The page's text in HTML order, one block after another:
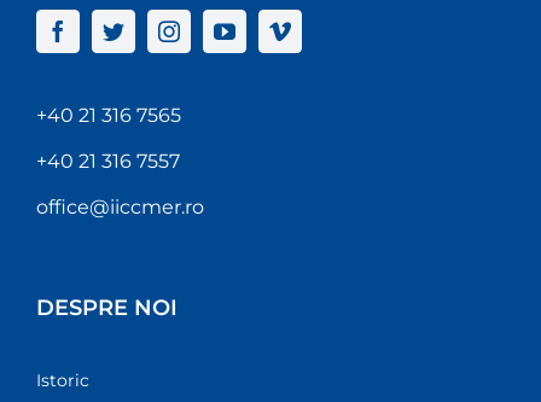
+40 21 316 7565
+40 21 316 7557
office@iiccmer.ro
DESPRE NOI
Istoric